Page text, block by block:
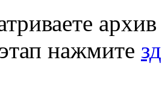
нажмите